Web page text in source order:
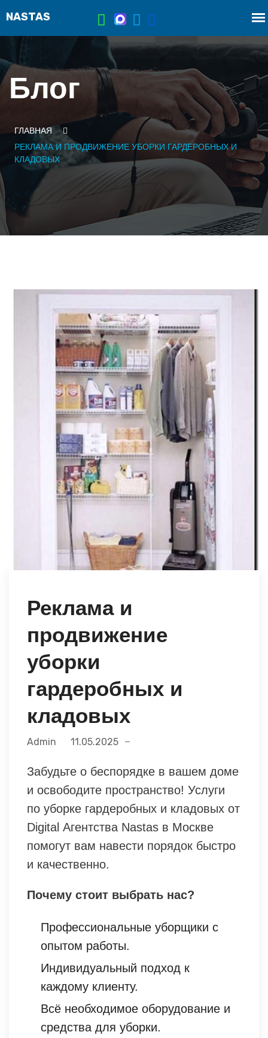
Блог
ГЛАВНАЯ
РЕКЛАМА И ПРОДВИЖЕНИЕ УБОРКИ ГАРДЕРОБНЫХ И
КЛАДОВЫХ
Реклама и
продвижение
уборки
гардеробных и
кладовых
Admin 11.05.2025
Забудьте о беспорядке в вашем доме
и освободите пространство! Услуги
по уборке гардеробных и кладовых от
Digital Агентства Nastas в Москве
помогут вам навести порядок быстро
и качественно.
Почему стоит выбрать нас?
Профессиональные уборщики с
опытом работы.
Индивидуальный подход к
каждому клиенту.
Всё необходимое оборудование и
средства для уборки.